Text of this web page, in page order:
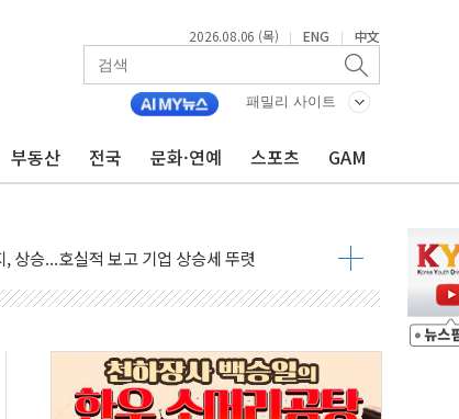
2026.08.06 (목) | ENG | 中文
패밀리 사이트
부동산 전국 문화·연예 스포츠 GAM
·도어대시↑ VS 샌디스크·피그마·앱러빈↓
법·자본시장법 개정 논의"
안보 점검회의
리' 공격… 시민들 공포감 극대화 전략
기대감에 홀로 상한가…마진 잔액은 사상 최고
계 진압 중
상대 中과 비교해야"